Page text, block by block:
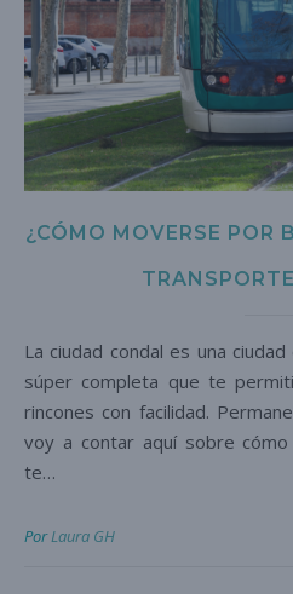
¿CÓMO MOVERSE POR
La ciudad condal es una ciudad con una red de transporte
súper completa que te
rincones con facilidad.
voy a contar aquí sobre
te…
PorLaura GH